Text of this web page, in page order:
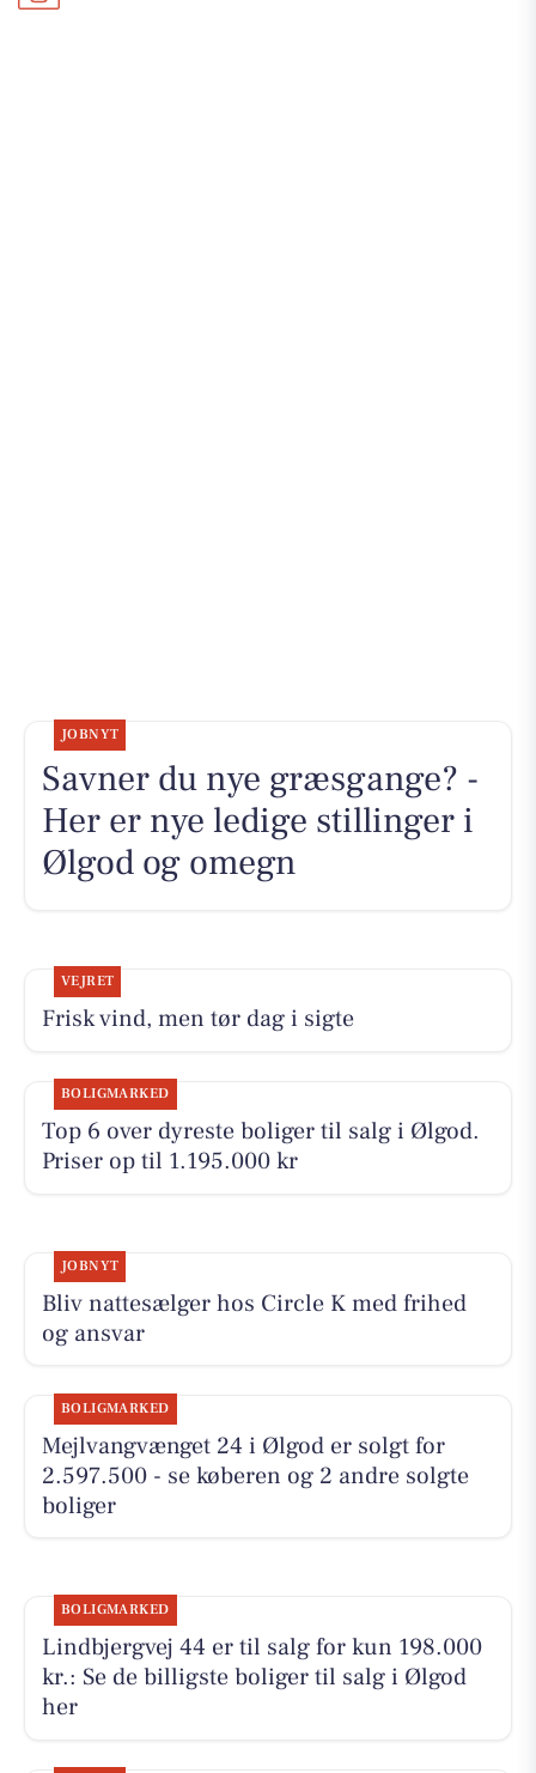
JOBNYT
Savner du nye græsgange? -
Her er nye ledige stillinger i
Ølgod og omegn
VEJRET
Frisk vind, men tør dag i sigte
BOLIGMARKED
Top 6 over dyreste boliger til salg i Ølgod.
Priser op til 1.195.000 kr
JOBNYT
Bliv nattesælger hos Circle K med frihed
og ansvar
BOLIGMARKED
Mejlvangvænget 24 i Ølgod er solgt for
2.597.500 - se køberen og 2 andre solgte
boliger
BOLIGMARKED
Lindbjergvej 44 er til salg for kun 198.000
kr.: Se de billigste boliger til salg i Ølgod
her